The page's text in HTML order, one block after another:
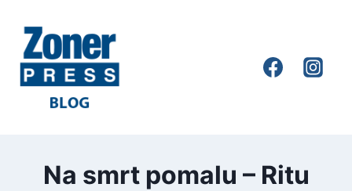
Na smrt pomalu – Ritu